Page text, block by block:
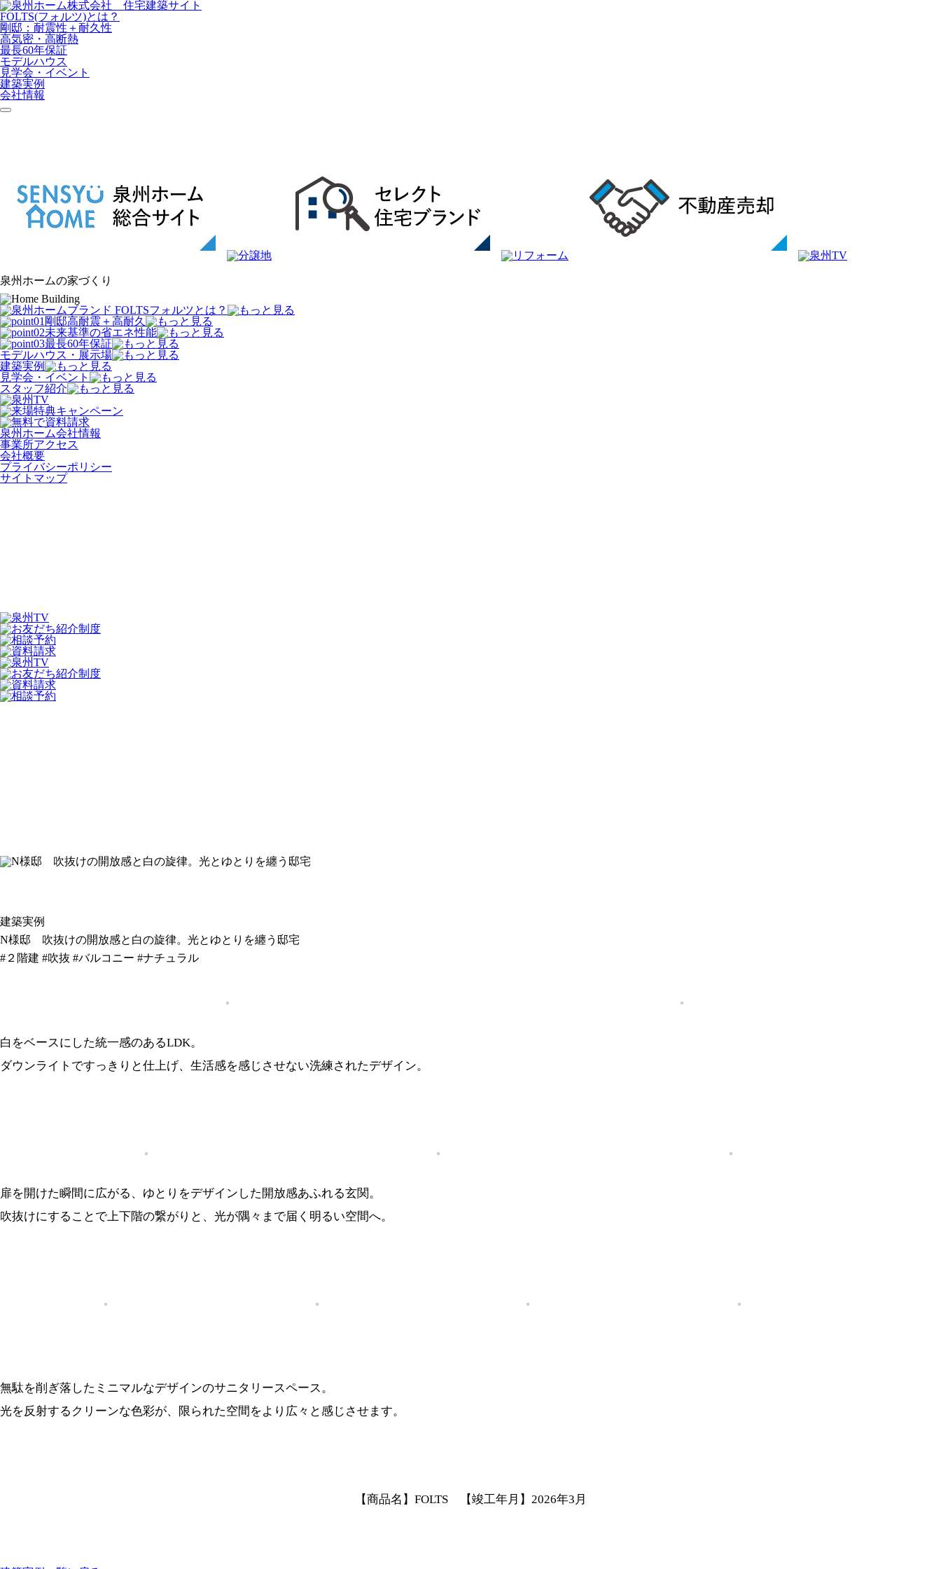
FOLTS(フォルツ)とは？
剛邸：耐震性＋耐久性
高気密・高断熱
最長60年保証
モデルハウス
見学会・イベント
建築実例
会社情報
泉州ホームの家づくり
フォルツとは？
剛邸高耐震＋高耐久
未来基準の省エネ性能
最長60年保証
モデルハウス・展示場
建築実例
見学会・イベント
スタッフ紹介
泉州ホーム会社情報
事業所アクセス
会社概要
プライバシーポリシー
サイトマップ
建築実例
N様邸 吹抜けの開放感と白の旋律。光とゆとりを纏う邸宅
#２階建 #吹抜 #バルコニー #ナチュラル
白をベースにした統一感のあるLDK。
ダウンライトですっきりと仕上げ、生活感を感じさせない洗練されたデザイン。
扉を開けた瞬間に広がる、ゆとりをデザインした開放感あふれる玄関。
吹抜けにすることで上下階の繋がりと、光が隅々まで届く明るい空間へ。
無駄を削ぎ落したミニマルなデザインのサニタリースペース。
光を反射するクリーンな色彩が、限られた空間をより広々と感じさせます。
【商品名】FOLTS 【竣工年月】2026年3月